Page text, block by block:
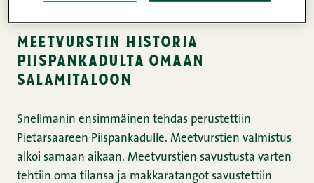
meetvurstin historia
piispankadulta omaan
salamitaloon
Snellmanin ensimmäinen tehdas perustettiin
Pietarsaareen Piispankadulle. Meetvurstien valmistus
alkoi samaan aikaan. Meetvurstien savustusta varten
tehtiin oma tilansa ja makkaratangot savustettiin